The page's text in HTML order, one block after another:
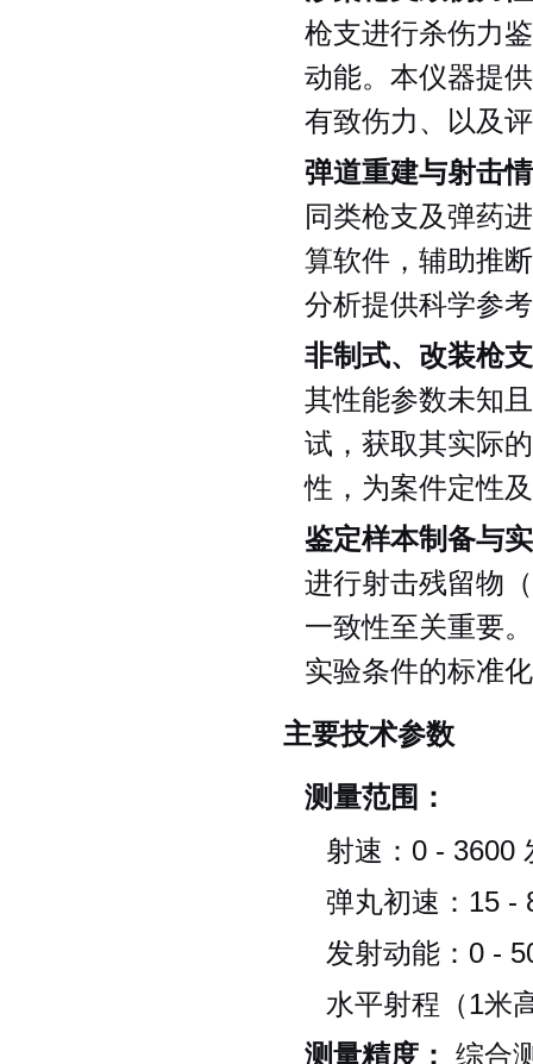
枪支进行杀伤力
动能。本仪器提
有致伤力、以及
弹道重建与射击
同类枪支及弹药
算软件，辅助推
分析提供科学参
非制式、改装枪
其性能参数未知
试，获取其实际
性，为案件定性
鉴定样本制备与
进行射击残留物
一致性至关重要
实验条件的标准
主要技术参数
测量范围：
射速：0 - 3600
弹丸初速：15 -
发射动能：0 -
水平射程（1米
测量精度：
综合